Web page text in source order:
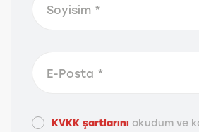
KVKK şartlarını okudum ve